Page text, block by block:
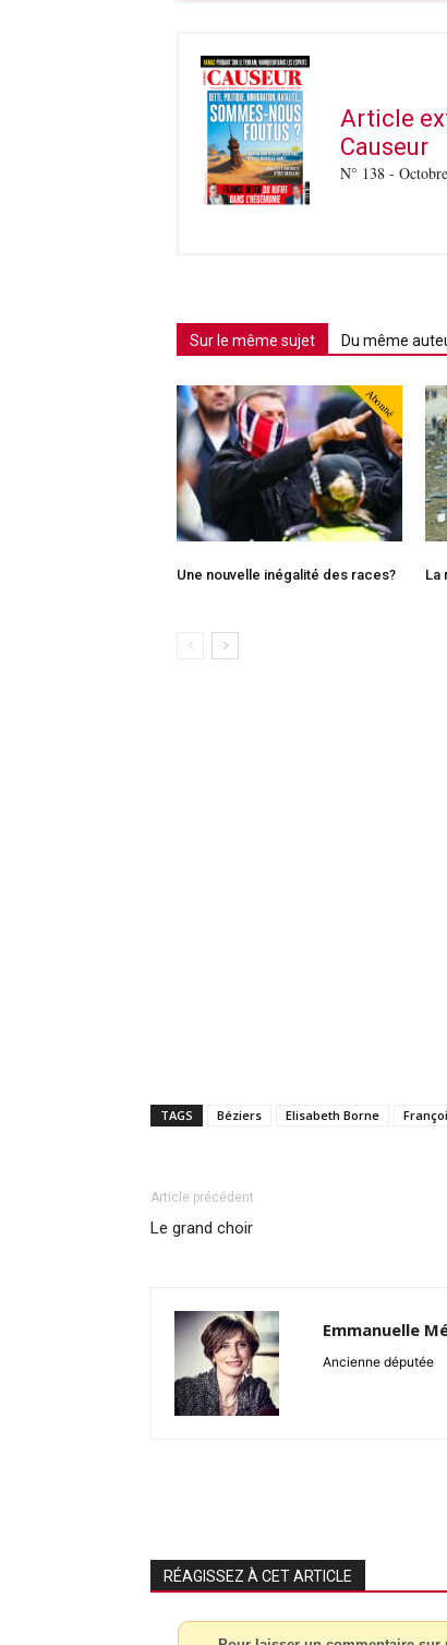
Article
Causeur
N° 138 -
Sur le même sujet Du même
Abonné
Une nouvelle inégalité des races? La
TAGS Béziers Elisabeth Borne
Article précédent
Le grand choir
Emmanuelle
Ancienne députée
RÉAGISSEZ À CET ARTICLE